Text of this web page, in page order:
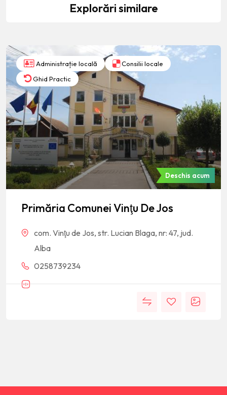
Explorări similare
Administrație locală
Consilii locale
Ghid Practic
Deschis acum
Primăria Comunei Vinţu De Jos
com. Vinţu de Jos, str. Lucian Blaga, nr: 47, jud.
Alba
0258739234